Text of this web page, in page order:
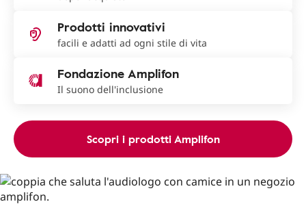
Prodotti innovativi
facili e adatti ad ogni stile di vita
Fondazione Amplifon
Il suono dell'inclusione
Scopri i prodotti Amplifon